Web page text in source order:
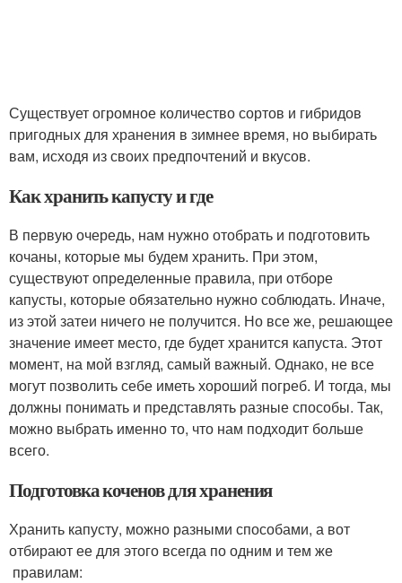
Существует огромное количество сортов и гибридов
пригодных для хранения в зимнее время, но выбирать
вам, исходя из своих предпочтений и вкусов.
Как хранить капусту и где
В первую очередь, нам нужно отобрать и подготовить
кочаны, которые мы будем хранить. При этом,
существуют определенные правила, при отборе
капусты, которые обязательно нужно соблюдать. Иначе,
из этой затеи ничего не получится. Но все же, решающее
значение имеет место, где будет хранится капуста. Этот
момент, на мой взгляд, самый важный. Однако, не все
могут позволить себе иметь хороший погреб. И тогда, мы
должны понимать и представлять разные способы. Так,
можно выбрать именно то, что нам подходит больше
всего.
Подготовка коченов для хранения
Хранить капусту, можно разными способами, а вот
отбирают ее для этого всегда по одним и тем же
правилам: